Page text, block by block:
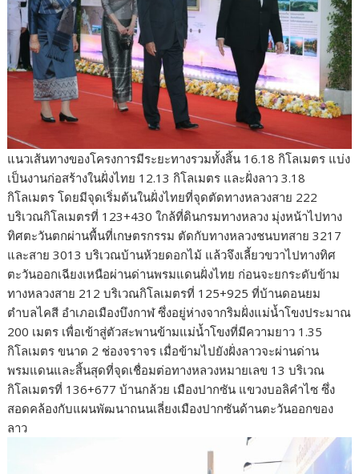
แนวเส้นทางของโครงการมีระยะทางรวมทั้งสิ้น 16.18 กิโลเมตร แบ่ง
เป็นงานก่อสร้างในฝั่งไทย 12.13 กิโลเมตร และฝั่งลาว 3.18
กิโลเมตร โดยมีจุดเริ่มต้นในฝั่งไทยที่จุดตัดทางหลวงสาย 222
บริเวณกิโลเมตรที่ 123+430 ใกล้ที่ดินกรมทางหลวง มุ่งหน้าไปทาง
ทิศตะวันตกผ่านพื้นที่เกษตรกรรม ตัดกับทางหลวงชนบทสาย 3217
และสาย 3013 บริเวณบ้านห้วยดอกไม้ แล้วจึงเลี้ยวขวาไปทางทิศ
ตะวันออกเฉียงเหนือผ่านด่านพรมแดนฝั่งไทย ก่อนจะยกระดับข้าม
ทางหลวงสาย 212 บริเวณกิโลเมตรที่ 125+925 ที่บ้านดอนยม
ตำบลไคสี อำเภอเมืองบึงกาฬ ซึ่งอยู่ห่างจากริมฝั่งแม่น้ำโขงประมาณ
200 เมตร เพื่อเข้าสู่ตัวสะพานข้ามแม่น้ำโขงที่มีความยาว 1.35
กิโลเมตร ขนาด 2 ช่องจราจร เมื่อข้ามไปยังฝั่งลาวจะผ่านด่าน
พรมแดนและสิ้นสุดที่จุดเชื่อมต่อทางหลวงหมายเลข 13 บริเวณ
กิโลเมตรที่ 136+677 บ้านกล้วย เมืองปากซัน แขวงบอลิคำไซ ซึ่ง
สอดคล้องกับแผนพัฒนาถนนเลี่ยงเมืองปากซันด้านตะวันออกของ
ลาว